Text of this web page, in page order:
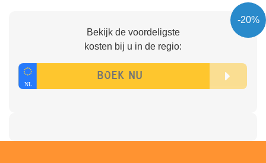
-20%
Bekijk de voordeligste
kosten bij u in de regio: